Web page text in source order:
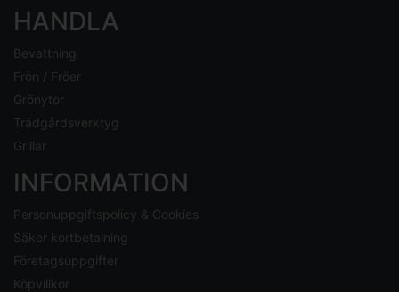
HANDLA
Bevattning
Frön / Fröer
Grönytor
Trädgårdsverktyg
Grillar
INFORMATION
Personuppgiftspolicy & Cookies
Säker kortbetalning
Företagsuppgifter
Köpvillkor